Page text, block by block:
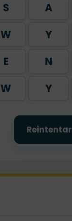
S A
W Y
E N
W Y
Reintentar